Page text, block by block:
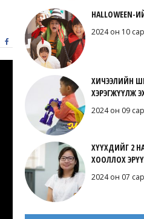
HALLOWEEN-
2024 он 10
ХИЧЭЭЛИЙН
ХЭРЭГЖҮҮЛЖ
2024 он 09
ХҮҮХДИЙГ 2
ХООЛЛОХ
2024 он 07